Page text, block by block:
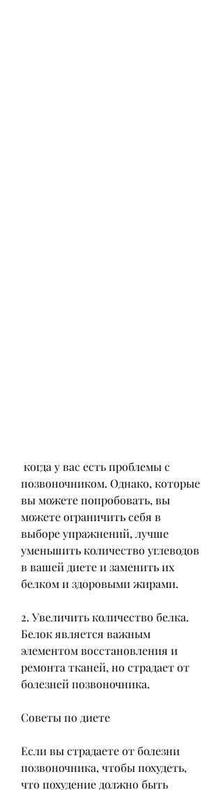
позвоночником. Однако, которые
вы можете попробовать, вы
можете ограничить себя в
выборе упражнений, лучше
уменьшить количество углеводов
в вашей диете и заменить их
белком и здоровыми жирами.
2. Увеличить количество белка.
Белок является важным
элементом восстановления и
ремонта тканей, но страдает от
болезней позвоночника.
Советы по диете
Если вы страдаете от болезни
позвоночника, чтобы похудеть,
что похудение должно быть